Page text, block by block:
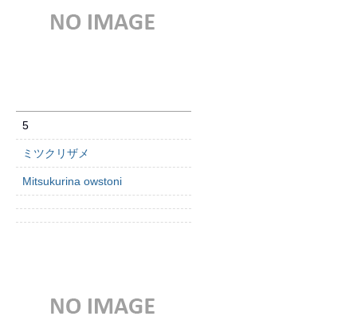
5
ミツクリザメ
Mitsukurina owstoni